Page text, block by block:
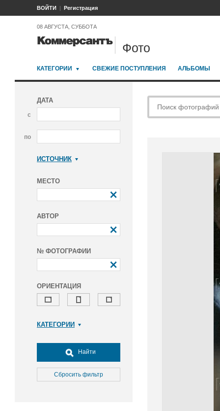
ВОЙТИ Регистрация
08 АВГУСТА, СУББОТА
Фото
КАТЕГОРИИ СВЕЖИЕ ПОСТУПЛЕНИЯ АЛЬБОМЫ
ДАТА
с
по
ИСТОЧНИК
МЕСТО
АВТОР
№ ФОТОГРАФИИ
ОРИЕНТАЦИЯ
КАТЕГОРИИ
Досуг, туризм и отдых
Культура
Медицина
Найти
Сбросить фильтр